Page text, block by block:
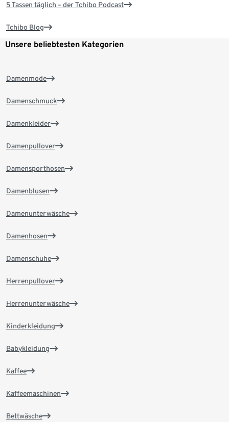
5 Tassen täglich – der Tchibo Podcast
Tchibo Blog
Unsere beliebtesten Kategorien
Damenmode
Damenschmuck
Damenkleider
Damenpullover
Damensporthosen
Damenblusen
Damenunterwäsche
Damenhosen
Damenschuhe
Herrenpullover
Herrenunterwäsche
Kinderkleidung
Babykleidung
Kaffee
Kaffeemaschinen
Bettwäsche